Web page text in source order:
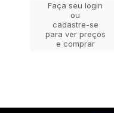
Faça seu login
ou
cadastre-se
para ver preços
e comprar